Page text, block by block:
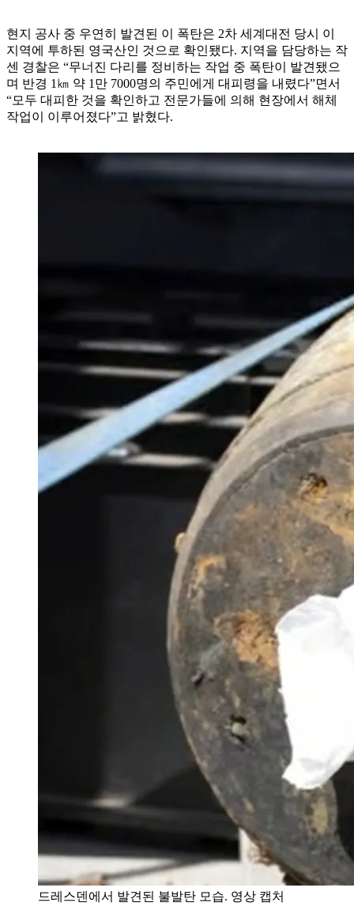
현지 공사 중 우연히 발견된 이 폭탄은 2차 세계대전 당시 이
지역에 투하된 영국산인 것으로 확인됐다. 지역을 담당하는 작
센 경찰은 “무너진 다리를 정비하는 작업 중 폭탄이 발견됐으
며 반경 1㎞ 약 1만 7000명의 주민에게 대피령을 내렸다”면서
“모두 대피한 것을 확인하고 전문가들에 의해 현장에서 해체
작업이 이루어졌다”고 밝혔다.
드레스덴에서 발견된 불발탄 모습. 영상 캡처